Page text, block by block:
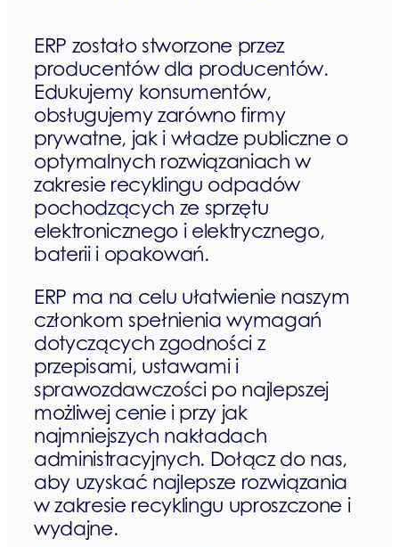
ERP zostało stworzone przez
producentów dla producentów.
Edukujemy konsumentów,
obsługujemy zarówno firmy
prywatne, jak i władze publiczne o
optymalnych rozwiązaniach w
zakresie recyklingu odpadów
pochodzących ze sprzętu
elektronicznego i elektrycznego,
baterii i opakowań.
ERP ma na celu ułatwienie naszym
członkom spełnienia wymagań
dotyczących zgodności z
przepisami, ustawami i
sprawozdawczości po najlepszej
możliwej cenie i przy jak
najmniejszych nakładach
administracyjnych. Dołącz do nas,
aby uzyskać najlepsze rozwiązania
w zakresie recyklingu uproszczone i
wydajne.